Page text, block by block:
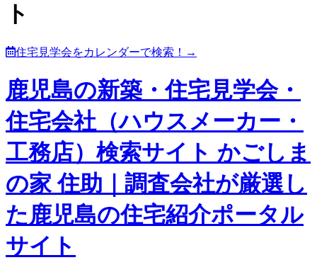
ト
住宅見学会をカレンダーで検索！→
鹿児島の新築・住宅見学会・
住宅会社（ハウスメーカー・
工務店）検索サイト かごしま
の家 住助｜調査会社が厳選し
た鹿児島の住宅紹介ポータル
サイト